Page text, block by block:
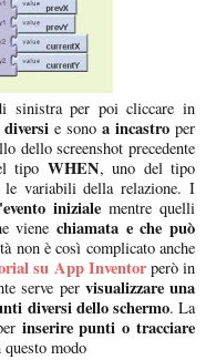
sinistra per poi cliccare in
e sono a incastroper
dello screenshot precedente
tipo WHEN, uno del tipo
variabili della relazione. I
inizialementre quelli
viene chiamata e che può
non è così complicato anche
su App Inventorperò in
serve per visualizzare una
diversi dello schermo. La
inserire punti o tracciare
modo